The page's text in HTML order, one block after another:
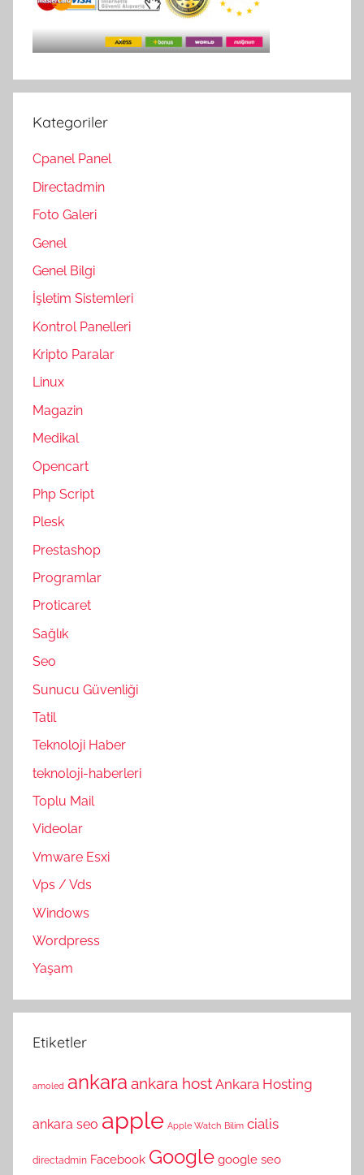
Kategoriler
Cpanel Panel
Directadmin
Foto Galeri
Genel
Genel Bilgi
İşletim Sistemleri
Kontrol Panelleri
Kripto Paralar
Linux
Magazin
Medikal
Opencart
Php Script
Plesk
Prestashop
Programlar
Proticaret
Sağlık
Seo
Sunucu Güvenliği
Tatil
Teknoloji Haber
teknoloji-haberleri
Toplu Mail
Videolar
Vmware Esxi
Vps / Vds
Windows
Wordpress
Yaşam
Etiketler
amoled ankara ankara host Ankara Hosting
ankara seo apple Apple Watch Bilim cialis
directadmin Facebook Google google seo